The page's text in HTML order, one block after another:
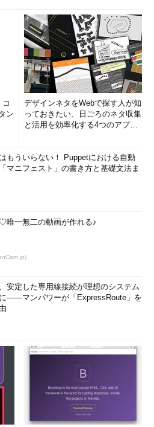
ン
デザインネタをWebで探す人が知
っておきたい、日ごろのネタ収集
と活用を効率化する4つのアプリ
もういらない！ Puppetにおける自動
マニフェスト」の書き方と基礎文法ま
唯一無二の動画が作れる♪
安定した専用線接続が理想のシステム
――マンパワーが「ExpressRoute」を